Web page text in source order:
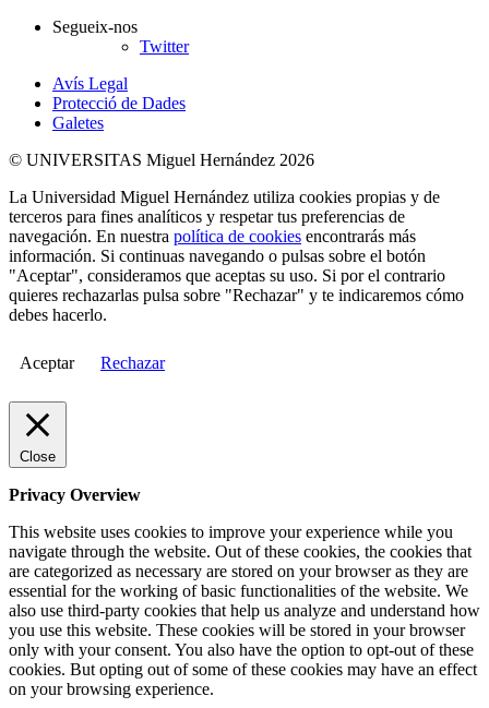
Segueix-nos
Twitter
Avís Legal
Protecció de Dades
Galetes
© UNIVERSITAS Miguel Hernández 2026
La Universidad Miguel Hernández utiliza cookies propias y de
terceros para fines analíticos y respetar tus preferencias de
navegación. En nuestra política de cookies encontrarás más
información. Si continuas navegando o pulsas sobre el botón
"Aceptar", consideramos que aceptas su uso. Si por el contrario
quieres rechazarlas pulsa sobre "Rechazar" y te indicaremos cómo
debes hacerlo.
Aceptar Rechazar
Close
Privacy Overview
This website uses cookies to improve your experience while you
navigate through the website. Out of these cookies, the cookies that
are categorized as necessary are stored on your browser as they are
essential for the working of basic functionalities of the website. We
also use third-party cookies that help us analyze and understand how
you use this website. These cookies will be stored in your browser
only with your consent. You also have the option to opt-out of these
cookies. But opting out of some of these cookies may have an effect
on your browsing experience.